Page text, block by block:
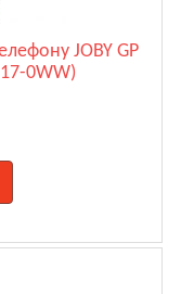
JOBY GP
0WW)